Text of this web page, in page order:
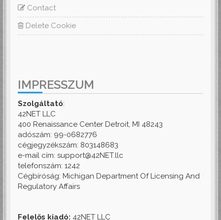
Contact
Delete Cookie
IMPRESSZUM
Szolgáltató:
42NET LLC
400 Renaissance Center Detroit, MI 48243
adószám: 99-0682776
cégjegyzékszám: 803148683
e-mail cím: support@42NET.llc
telefonszám: 1242
Cégbíróság: Michigan Department Of Licensing And
Regulatory Affairs
Felelős kiadó: 42NET LLC